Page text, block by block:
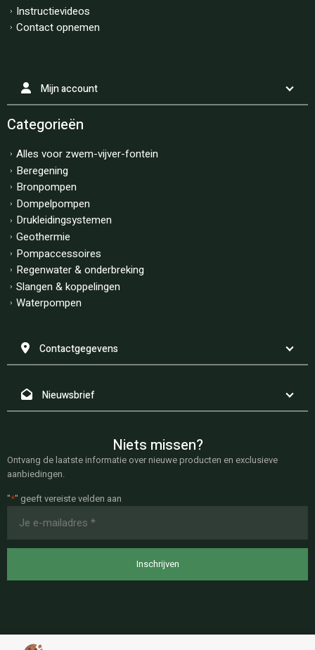
Instructievideos
Contact opnemen
Mijn account
Categorieën
Alles voor zwem-vijver-fontein
Beregening
Bronpompen
Dompelpompen
Drukleidingsystemen
Geothermie
Pompaccessoires
Regenwater & onderbreking
Slangen & koppelingen
Waterpompen
Contactgegevens
Nieuwsbrief
Niets missen?
Ontvang de laatste informatie over nieuwe producten en exclusieve
aanbiedingen.
"*" geeft vereiste velden aan
mailadres
*